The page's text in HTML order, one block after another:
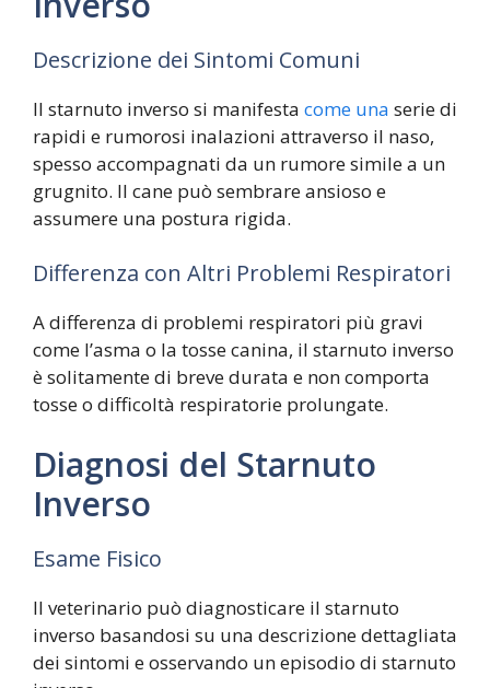
Descrizione dei Sintomi Comuni
Il starnuto inverso si manifesta come una serie di
rapidi e rumorosi inalazioni attraverso il naso,
spesso accompagnati da un rumore simile a un
grugnito. Il cane può sembrare ansioso e
assumere una postura rigida.
Differenza con Altri Problemi Respiratori
A differenza di problemi respiratori più gravi
come l’asma o la tosse canina, il starnuto inverso
è solitamente di breve durata e non comporta
tosse o difficoltà respiratorie prolungate.
Diagnosi del Starnuto
Inverso
Esame Fisico
Il veterinario può diagnosticare il starnuto
inverso basandosi su una descrizione dettagliata
dei sintomi e osservando un episodio di starnuto